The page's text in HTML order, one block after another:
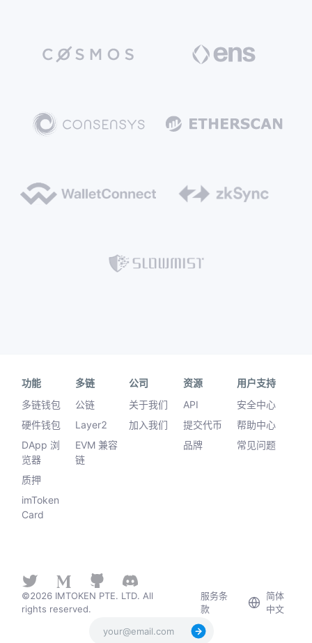
功能
多链钱包
硬件钱包
DApp 浏
览器
质押
imToken
Card
多链
公链
Layer2
EVM 兼容
链
公司
关于我们
加入我们
资源
API
提交代币
品牌
用户支持
安全中心
帮助中心
常见问题
©2026 IMTOKEN PTE. LTD. All
rights reserved.
服务条
款
简体
中文